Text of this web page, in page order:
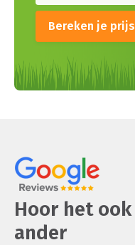
Bereken je prijs
Hoor het ook
ander